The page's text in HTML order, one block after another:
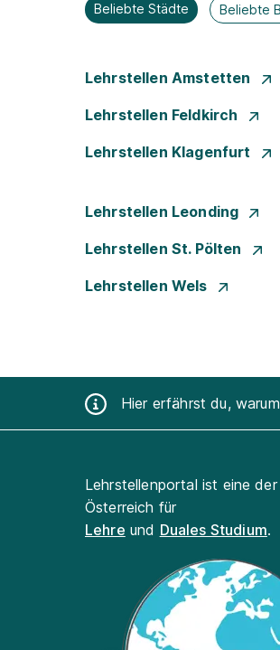
Beliebte Städte Beliebte
Lehrstellen Amstetten
Lehrstellen Feldkirch
Lehrstellen Klagenfurt
Lehrstellen Leonding
Lehrstellen St. Pölten
Lehrstellen Wels
Hier erfährst du,
Lehrstellenportal ist eine
Österreich für
Lehre und Duales Studium.